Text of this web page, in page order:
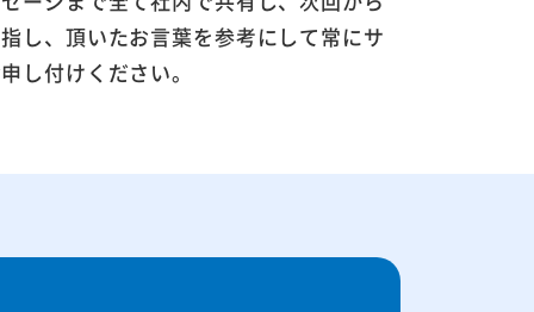
し、頂いたお言葉を参考にして常にサ
し付けください。